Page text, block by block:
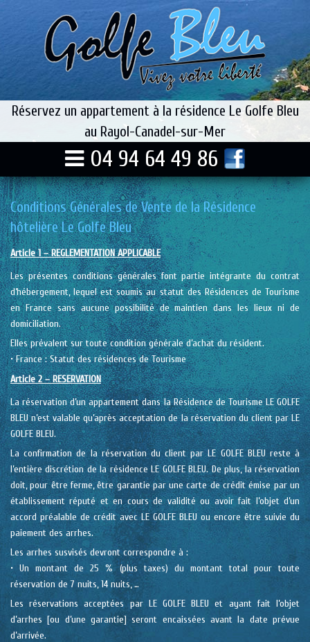
Réservez un appartement à la résidence Le Golfe Bleu
au Rayol-Canadel-sur-Mer
04 94 64 49 86
Conditions Générales de Vente de la Résidence
hôtelière Le Golfe Bleu
Article 1 – REGLEMENTATION APPLICABLE
Les présentes conditions générales font partie intégrante du contrat
d’hébergement, lequel est soumis au statut des Résidences de Tourisme
en France sans aucune possibilité de maintien dans les lieux ni de
domiciliation.
Elles prévalent sur toute condition générale d’achat du résident.
• France : Statut des résidences de Tourisme
Article 2 – RESERVATION
La réservation d’un appartement dans la Résidence de Tourisme LE GOLFE
BLEU n’est valable qu’après acceptation de la réservation du client par LE
GOLFE BLEU.
La confirmation de la réservation du client par LE GOLFE BLEU reste à
l’entière discrétion de la résidence LE GOLFE BLEU. De plus, la réservation
doit, pour être ferme, être garantie par une carte de crédit émise par un
établissement réputé et en cours de validité ou avoir fait l’objet d’un
accord préalable de crédit avec LE GOLFE BLEU ou encore être suivie du
paiement des arrhes.
Les arrhes susvisés devront correspondre à :
• Un montant de 25 % (plus taxes) du montant total pour toute
réservation de 7 nuits, 14 nuits, …
Les réservations acceptées par LE GOLFE BLEU et ayant fait l’objet
d’arrhes [ou d’une garantie] seront encaissées avant la date prévue
d’arrivée.